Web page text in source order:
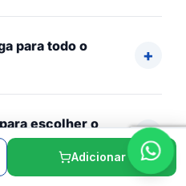
para todo o
escolher o
Adicionar